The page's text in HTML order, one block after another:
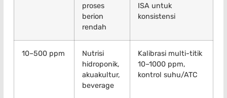
proses
berion
rendah
ISA untuk
konsistensi
10–500 ppm
Nutrisi
hidroponik,
akuakultur,
beverage
Kalibrasi multi-titik
10–1000 ppm,
kontrol suhu/ATC